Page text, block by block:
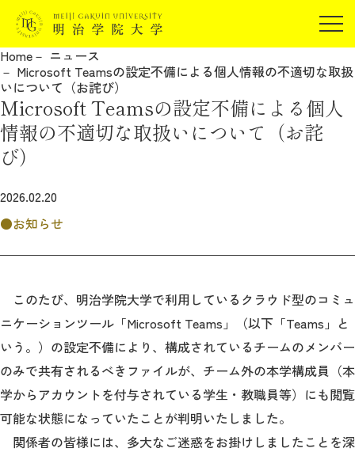
在学生の方
保証人の方
企業・研究者の方
JP EN
受験生の方
報道関係の方
明治学院大学について
教育
研究
学生生活
Home
ニュース
Microsoft Teamsの設定不備による個人情報の不適切な取扱
いについて（お詫び）
Microsoft Teamsの設定不備による個人
情報の不適切な取扱いについて（お詫
び）
2026.02.20
お知らせ
このたび、明治学院大学で利用しているクラウド型のコミュ
ニケーションツール「Microsoft Teams」（以下「Teams」と
いう。）の設定不備により、構成されているチームのメンバー
のみで共有されるべきファイルが、チーム外の本学構成員（本
学からアカウントを付与されている学生・教職員等）にも閲覧
可能な状態になっていたことが判明いたしました。
関係者の皆様には、多大なご迷惑をお掛けしましたことを深